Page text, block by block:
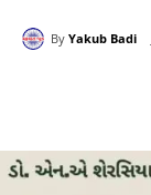
By Yakub Badi